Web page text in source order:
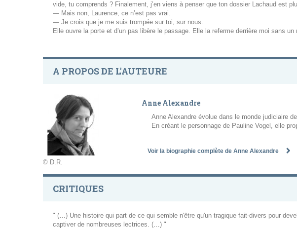
vide, tu comprends ? Finalement, j’en viens à penser que ton dossier Lachaud est
— Mais non, Laurence, ce n’est pas vrai.
— Je crois que je me suis trompée sur toi, sur nous.
Elle ouvre la porte et d’un pas libère le passage. Elle la referme derrière moi sans un
A PROPOS DE L'AUTEURE
© D.R.
Anne Alexandre
Anne Alexandre évolue dans le monde judiciaire
En créant le personnage de Pauline Vogel, elle
Voir la biographie complète de Anne Alexandre
CRITIQUES
" (…) Une histoire qui part de ce qui semble n'être qu'un tragique fait-divers pour
captiver de nombreuses lectrices. (…) "